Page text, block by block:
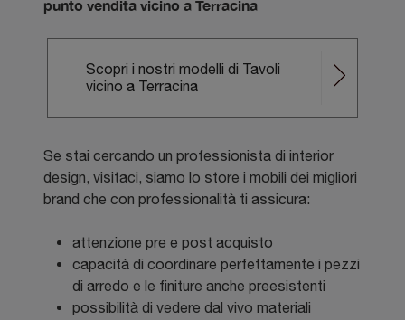
punto vendita vicino a Terracina
Scopri i nostri modelli di Tavoli
vicino a Terracina
Se stai cercando un professionista di interior
design, visitaci, siamo lo store i mobili dei migliori
brand che con professionalità ti assicura:
attenzione pre e post acquisto
capacità di coordinare perfettamente i pezzi
di arredo e le finiture anche preesistenti
possibilità di vedere dal vivo materiali